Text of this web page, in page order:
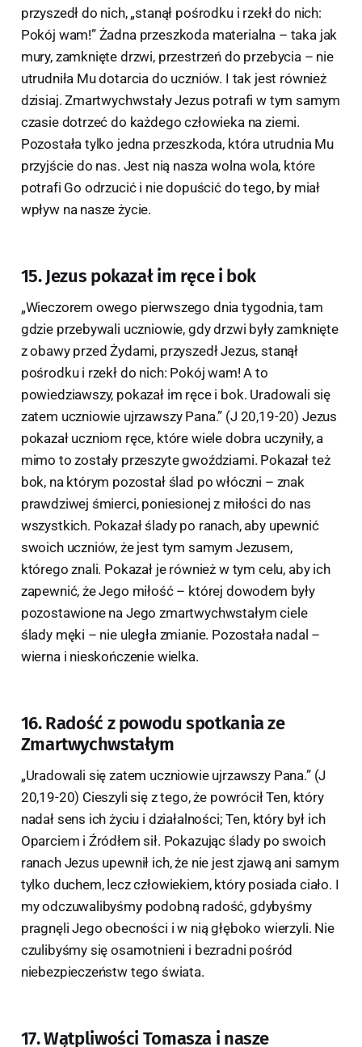
przyszedł do nich, „stanął pośrodku i rzekł do nich:
Pokój wam!” Żadna przeszkoda materialna – taka jak
mury, zamknięte drzwi, przestrzeń do przebycia – nie
utrudniła Mu dotarcia do uczniów. I tak jest również
dzisiaj. Zmartwychwstały Jezus potrafi w tym samym
czasie dotrzeć do każdego człowieka na ziemi.
Pozostała tylko jedna przeszkoda, która utrudnia Mu
przyjście do nas. Jest nią nasza wolna wola, które
potrafi Go odrzucić i nie dopuścić do tego, by miał
wpływ na nasze życie.
15. Jezus pokazał im ręce i bok
„Wieczorem owego pierwszego dnia tygodnia, tam
gdzie przebywali uczniowie, gdy drzwi były zamknięte
z obawy przed Żydami, przyszedł Jezus, stanął
pośrodku i rzekł do nich: Pokój wam! A to
powiedziawszy, pokazał im ręce i bok. Uradowali się
zatem uczniowie ujrzawszy Pana.” (J 20,19-20) Jezus
pokazał uczniom ręce, które wiele dobra uczyniły, a
mimo to zostały przeszyte gwoździami. Pokazał też
bok, na którym pozostał ślad po włóczni – znak
prawdziwej śmierci, poniesionej z miłości do nas
wszystkich. Pokazał ślady po ranach, aby upewnić
swoich uczniów, że jest tym samym Jezusem,
którego znali. Pokazał je również w tym celu, aby ich
zapewnić, że Jego miłość – której dowodem były
pozostawione na Jego zmartwychwstałym ciele
ślady męki – nie uległa zmianie. Pozostała nadal –
wierna i nieskończenie wielka.
16. Radość z powodu spotkania ze
Zmartwychwstałym
„Uradowali się zatem uczniowie ujrzawszy Pana.” (J
20,19-20) Cieszyli się z tego, że powrócił Ten, który
nadał sens ich życiu i działalności; Ten, który był ich
Oparciem i Źródłem sił. Pokazując ślady po swoich
ranach Jezus upewnił ich, że nie jest zjawą ani samym
tylko duchem, lecz człowiekiem, który posiada ciało. I
my odczuwalibyśmy podobną radość, gdybyśmy
pragnęli Jego obecności i w nią głęboko wierzyli. Nie
czulibyśmy się osamotnieni i bezradni pośród
niebezpieczeństw tego świata.
17. Wątpliwości Tomasza i nasze